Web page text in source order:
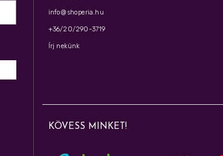
info@shoperia.hu
+36/20/290-3719
Írj nekünk
KÖVESS MINKET!